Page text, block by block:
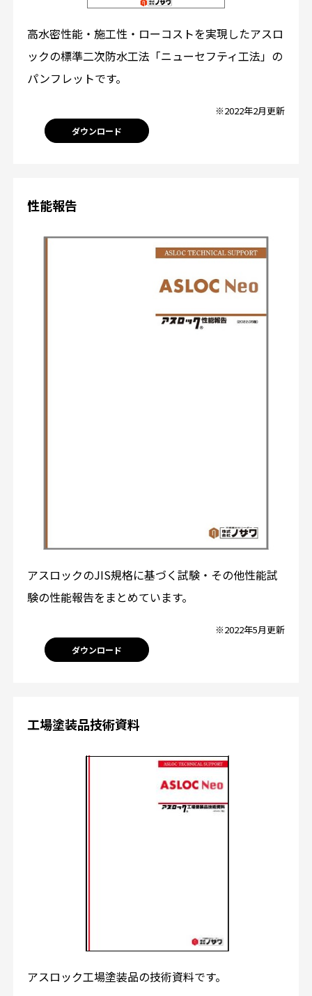
高水密性能・施工性・ローコストを実現したアスロ
ックの標準二次防水工法「ニューセフティ工法」の
パンフレットです。
※2022年2月更新
ダウンロード
性能報告
アスロックのJIS規格に基づく試験・その他性能試
験の性能報告をまとめています。
※2022年5月更新
ダウンロード
工場塗装品技術資料
アスロック工場塗装品の技術資料です。